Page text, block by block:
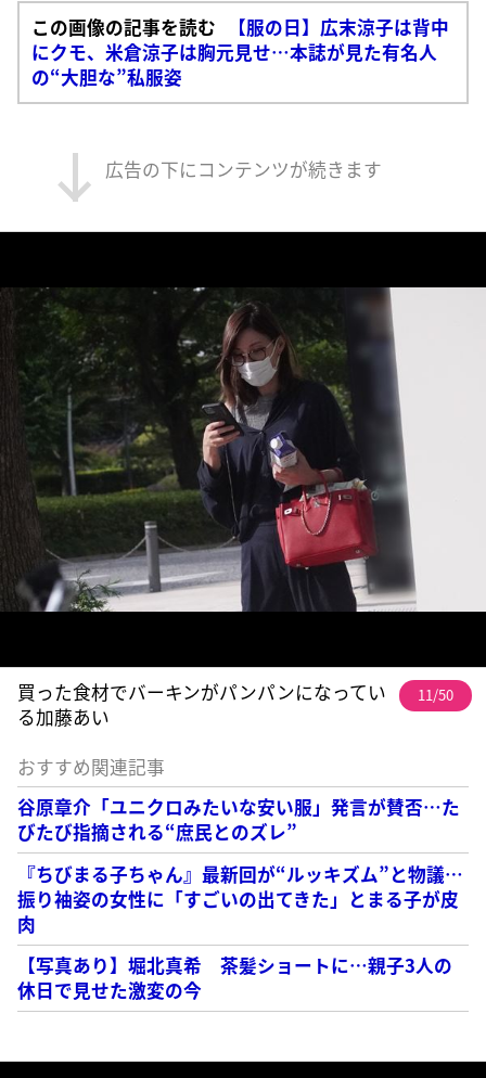
この画像の記事を読む
【服の日】広末涼子は背中
にクモ、米倉涼子は胸元見せ…本誌が見た有名人
の“大胆な”私服姿
広告の下にコンテンツが続きます
買った食材でバーキンがパンパンになってい
る加藤あい
11/50
おすすめ関連記事
谷原章介「ユニクロみたいな安い服」発言が賛否…た
びたび指摘される“庶民とのズレ”
『ちびまる子ちゃん』最新回が“ルッキズム”と物議…
振り袖姿の女性に「すごいの出てきた」とまる子が皮
肉
【写真あり】堀北真希 茶髪ショートに…親子3人の
休日で見せた激変の今